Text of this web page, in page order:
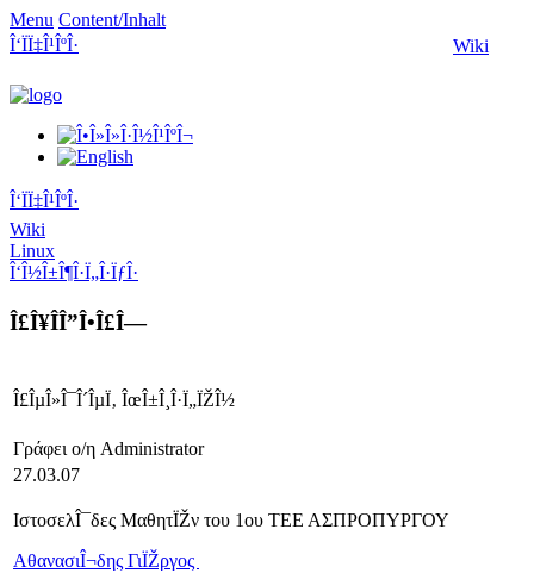
Menu Content/Inhalt
Î‘ÏÏ‡Î¹ÎºÎ·
Wiki
Î‘ÏÏ‡Î¹ÎºÎ·
Wiki
Linux
Î‘Î½Î±Î¶Î·Ï„Î·ÏƒÎ·
Î£Î¥ÎÎ”Î•Î£Î—
Î£ÎµÎ»Î¯Î´ÎµÏ‚ ÎœÎ±Î¸Î·Ï„ÏŽÎ½
Γράφει ο/η Administrator
27.03.07
ΙστοσελÎ¯δες ΜαθητÏŽν του 1ου ΤΕΕ ΑΣΠΡΟΠΥΡΓΟΥ
ΑθανασιÎ¬δης ΓιÏŽργος